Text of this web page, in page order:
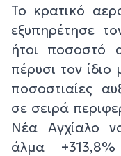
Το κρατικό
εξυπηρέτησε
ήτοι ποσοστό
πέρυσι τον
ποσοστιαίες
σε σειρά
Νέα Αγχίαλο
άλμα